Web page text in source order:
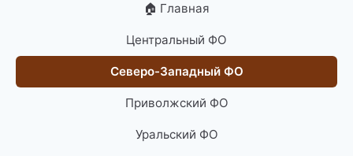
🏠 Главная
Центральный ФО
Северо-Западный ФО
Приволжский ФО
Уральский ФО